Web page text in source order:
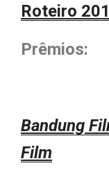
Roteiro
Prêmios:
Bandung
Film